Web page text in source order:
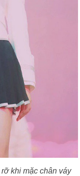
khi mặc chân váy